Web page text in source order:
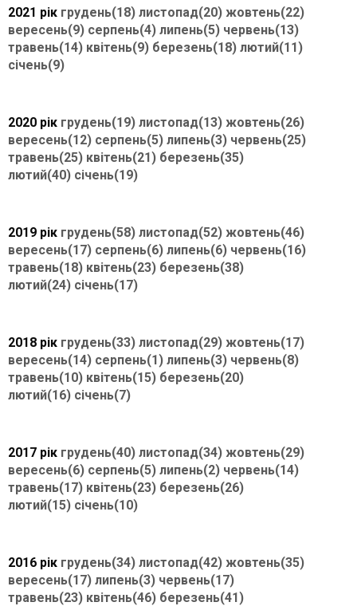
2021 рік грудень(18) листопад(20) жовтень(22)
вересень(9) серпень(4) липень(5) червень(13)
травень(14) квітень(9) березень(18) лютий(11)
січень(9)
2020 рік грудень(19) листопад(13) жовтень(26)
вересень(12) серпень(5) липень(3) червень(25)
травень(25) квітень(21) березень(35)
лютий(40) січень(19)
2019 рік грудень(58) листопад(52) жовтень(46)
вересень(17) серпень(6) липень(6) червень(16)
травень(18) квітень(23) березень(38)
лютий(24) січень(17)
2018 рік грудень(33) листопад(29) жовтень(17)
вересень(14) серпень(1) липень(3) червень(8)
травень(10) квітень(15) березень(20)
лютий(16) січень(7)
2017 рік грудень(40) листопад(34) жовтень(29)
вересень(6) серпень(5) липень(2) червень(14)
травень(17) квітень(23) березень(26)
лютий(15) січень(10)
2016 рік грудень(34) листопад(42) жовтень(35)
вересень(17) липень(3) червень(17)
травень(23) квітень(46) березень(41)